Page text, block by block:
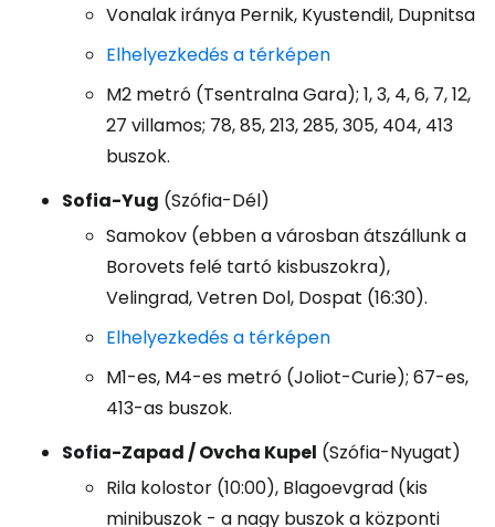
Vonalak iránya Pernik, Kyustendil, Dupnitsa
Elhelyezkedés a térképen
M2 metró (Tsentralna Gara); 1, 3, 4, 6, 7, 12,
27 villamos; 78, 85, 213, 285, 305, 404, 413
buszok.
Sofia-Yug (Szófia-Dél)
Samokov (ebben a városban átszállunk a
Borovets felé tartó kisbuszokra),
Velingrad, Vetren Dol, Dospat (16:30).
Elhelyezkedés a térképen
M1-es, M4-es metró (Joliot-Curie); 67-es,
413-as buszok.
Sofia-Zapad / Ovcha Kupel (Szófia-Nyugat)
Rila kolostor (10:00), Blagoevgrad (kis
minibuszok - a nagy buszok a központi